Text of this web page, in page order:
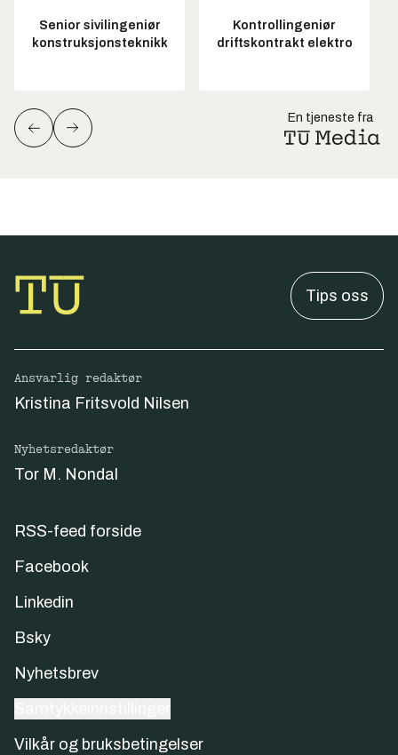
Senior sivilingeniør
konstruksjonsteknikk
Kontrollingeniør
driftskontrakt elektro
En tjeneste fra
Tips oss
Ansvarlig redaktør
Kristina Fritsvold Nilsen
Nyhetsredaktør
Tor M. Nondal
RSS-feed forside
Facebook
Linkedin
Bsky
Nyhetsbrev
Vilkår og bruksbetingelser